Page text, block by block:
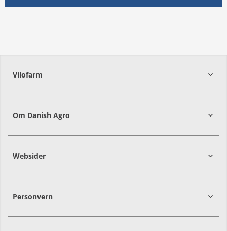
Vilofarm
Om Danish Agro
Websider
Personvern